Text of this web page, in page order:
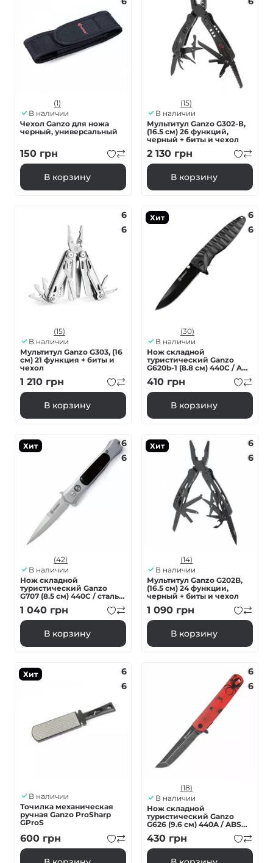
(1)
В наличии
Чехол Ganzo для ножа
черный, универсальный
150 грн
В корзину
(15)
В наличии
Мультитул Ganzo G302-В,
(16.5 см) 26 функций,
черный + биты и чехол
2 130 грн
В корзину
6
6
(15)
В наличии
Мультитул Ganzo G303, (16
см) 21 функция + биты и
чехол
1 210 грн
В корзину
Хит
6
6
(30)
В наличии
Нож складной
туристический Ganzo
G620b-1 (8.8 см) 440C / ABS
черный
410 грн
В корзину
Хит
6
6
(42)
В наличии
Нож складной
туристический Ganzo
G707 (8.5 см) 440C / сталь с
деревом серый
1 040 грн
В корзину
Хит
6
6
(14)
В наличии
Мультитул Ganzo G202B,
(16.5 см) 24 функции,
черный + биты и чехол
1 090 грн
В корзину
Хит
6
6
В наличии
Точилка механическая
ручная Ganzo ProSharp
GProS
600 грн
6
6
(18)
В наличии
Нож складной
туристический Ganzo
G626 (9.6 см) 440A / ABS
красный
430 грн